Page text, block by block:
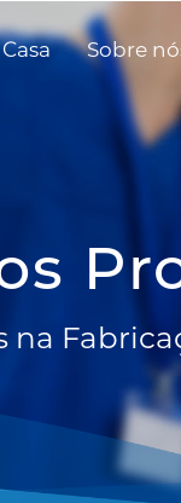
Casa Sobre
na